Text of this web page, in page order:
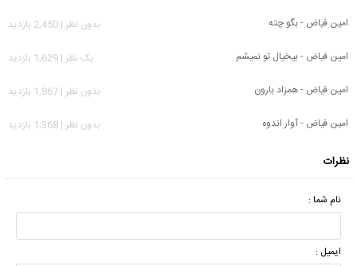
امین فیاض - بگو چته
بدون نظر | 2,450 بازدید
امین فیاض - بیخیال تو نمیشم
يک نظر | 1,629 بازدید
امین فیاض - همزاد بارون
بدون نظر | 1,867 بازدید
امین فیاض - آوار اندوه
بدون نظر | 1,368 بازدید
نظرات
نام شما :
ایمیل :